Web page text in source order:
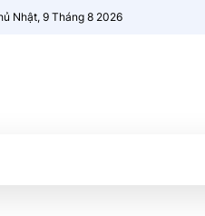
Nhật, 9 Tháng 8 2026